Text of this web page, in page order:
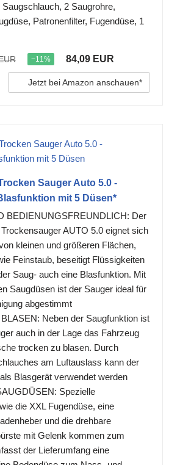
Saugschlauch, 2 Saugrohre,
Patronenfilter, Fugendüse, 1
−11% 84,09 EUR
Jetzt bei Amazon anschauen*
Sauger Auto 5.0 -
mit 5 Düsen*
BEDIENUNGSFREUNDLICH: Der
AUTO 5.0 eignet sich
kleinen und größeren Flächen,
Feinstaub, beseitigt Flüssigkeiten
Saug- auch eine Blasfunktion. Mit
Saugdüsen ist der Sauger ideal für
abgestimmt
Neben der Saugfunktion ist
auch in der Lage das Fahrzeug
trocken zu blasen. Durch
am Luftauslass kann der
Blasgerät verwendet werden
Spezielle
die XXL Fugendüse, eine
und die drehbare
mit Gelenk kommen zum
der Lieferumfang eine